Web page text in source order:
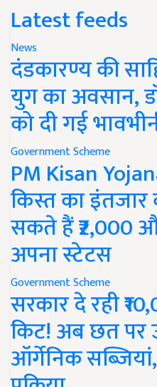
Latest feeds
News
दंडकारण्य की
युग का अवसान,
को दी गई
Government Scheme
PM Kisan
किस्त का
सकते हैं
अपना स्टेटस
Government Scheme
सरकार दे रही
किट! अब छत पर
ऑर्गेनिक